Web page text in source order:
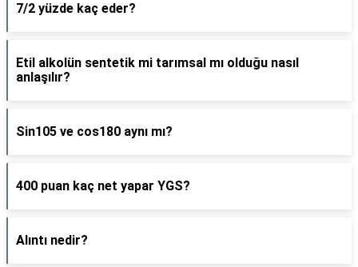
7/2 yüzde kaç eder?
Etil alkolün sentetik mi tarımsal mı olduğu nasıl
anlaşılır?
Sin105 ve cos180 aynı mı?
400 puan kaç net yapar YGS?
Alıntı nedir?